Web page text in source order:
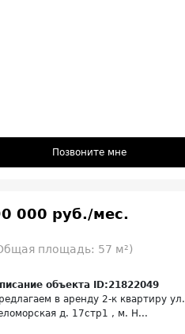
Позвоните мне
000 руб./мес.
площадь: 57 м²)
объекта ID:21822049
в аренду 2-к квартиру ул.
д. 17стр1 , м. Н...